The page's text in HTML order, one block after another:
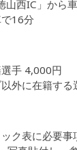
山西IC」から
16分
手 4,000円
外に在籍す
ク表に必要事